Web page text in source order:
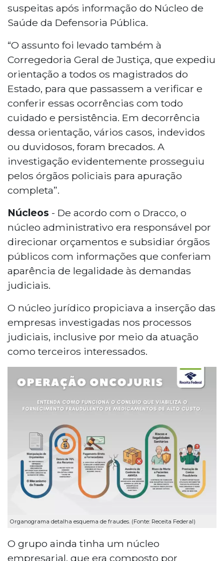
suspeitas após informação do Núcleo de
Saúde da Defensoria Pública.
“O assunto foi levado também à
Corregedoria Geral de Justiça, que expediu
orientação a todos os magistrados do
Estado, para que passassem a verificar e
conferir essas ocorrências com todo
cuidado e persistência. Em decorrência
dessa orientação, vários casos, indevidos
ou duvidosos, foram brecados. A
investigação evidentemente prosseguiu
pelos órgãos policiais para apuração
completa”.
Núcleos - De acordo com o Dracco, o
núcleo administrativo era responsável por
direcionar orçamentos e subsidiar órgãos
públicos com informações que conferiam
aparência de legalidade às demandas
judiciais.
O núcleo jurídico propiciava a inserção das
empresas investigadas nos processos
judiciais, inclusive por meio da atuação
como terceiros interessados.
Organograma detalha esquema de fraudes. (Fonte: Receita Federal)
O grupo ainda tinha um núcleo
empresarial, que era composto por